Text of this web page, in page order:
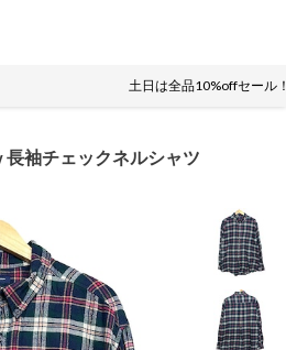
土日は全品10%offセール
袖チェックネルシャツ